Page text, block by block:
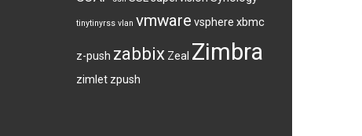
tinytinyrss vlan vmware vsphere xbmc
z-push zabbix Zeal Zimbra
zimlet zpush